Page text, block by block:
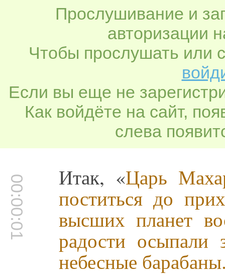
Прослушивание и
авторизации
Чтобы прослушать или
Если вы еще не
Как войдёте на сайт,
слева
00:00:01 Итак, «Царь
поститься до
высших планет
радости
небесные